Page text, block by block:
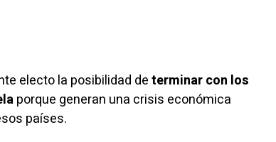
electo la posibilidad determinar con los
porque generan una crisis económica
países.